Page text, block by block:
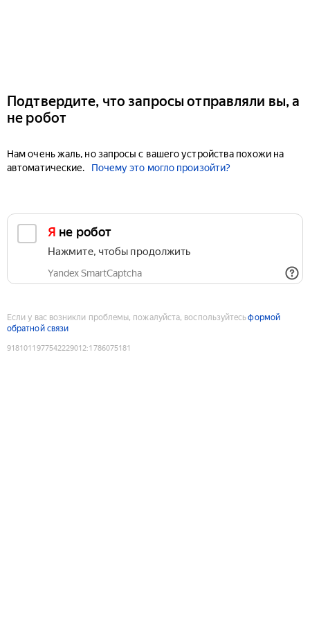
Подтвердите, что запросы отправляли вы, а
не робот
Нам очень жаль, но запросы с вашего устройства похожи на
автоматические.
Почему это могло произойти?
Я не робот
Нажмите, чтобы продолжить
Yandex SmartCaptcha
Если у вас возникли проблемы, пожалуйста, воспользуйтесьформой
обратной связи
9181011977542229012:1786075181